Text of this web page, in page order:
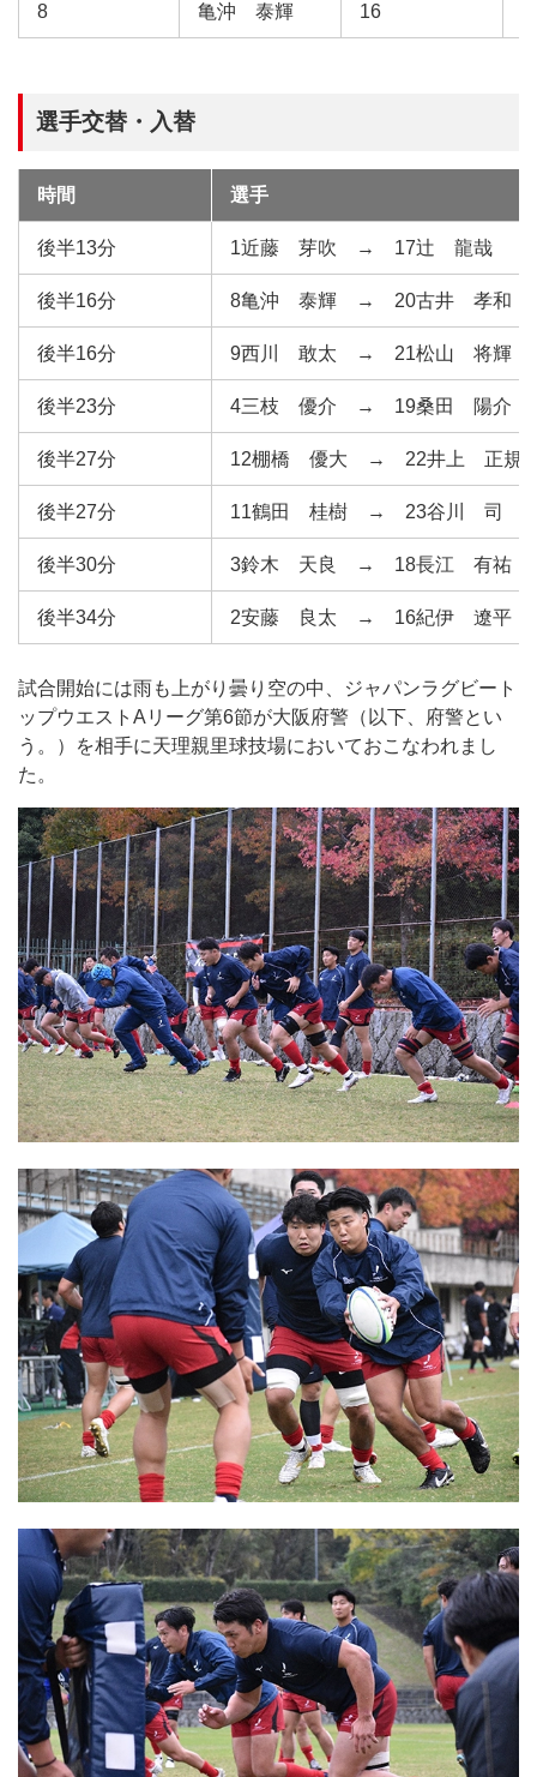
8 亀沖 泰輝 16
選手交替・入替
時間 選手
後半13分 1近藤 芽吹 → 17辻 龍哉
後半16分 8亀沖 泰輝 → 20古井 孝和
後半16分 9西川 敢太 → 21松山 将輝
後半23分 4三枝 優介 → 19桑田 陽介
後半27分 12棚橋 優大 → 22井上 正規
後半27分 11鶴田 桂樹 → 23谷川 司
後半30分 3鈴木 天良 → 18長江 有祐
後半34分 2安藤 良太 → 16紀伊 遼平
試合開始には雨も上がり曇り空の中、ジャパンラグビート
ップウエストAリーグ第6節が大阪府警（以下、府警とい
う。）を相手に天理親里球技場においておこなわれまし
た。